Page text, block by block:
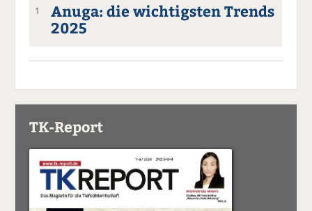
1
Anuga: die wichtigsten Trends
2025
TK-Report